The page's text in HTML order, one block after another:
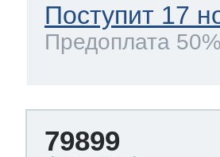
Поступит 17
Предоплата 50%
79899